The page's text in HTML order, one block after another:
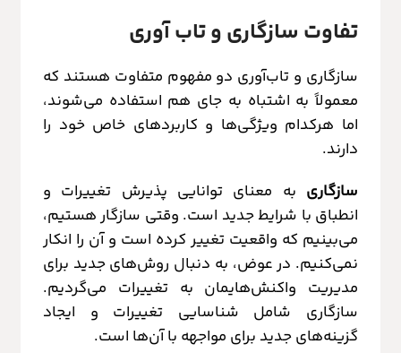
تفاوت سازگاری و تاب آوری
سازگاری و تاب‌آوری دو مفهوم متفاوت هستند که
معمولاً به اشتباه به جای هم استفاده می‌شوند،
اما هرکدام ویژگی‌ها و کاربردهای خاص خود را
دارند.
سازگاری به معنای توانایی پذیرش تغییرات و
انطباق با شرایط جدید است. وقتی سازگار هستیم،
می‌بینیم که واقعیت تغییر کرده است و آن را انکار
نمی‌کنیم. در عوض، به دنبال روش‌های جدید برای
مدیریت واکنش‌هایمان به تغییرات می‌گردیم.
سازگاری شامل شناسایی تغییرات و ایجاد
گزینه‌های جدید برای مواجهه با آن‌ها است.